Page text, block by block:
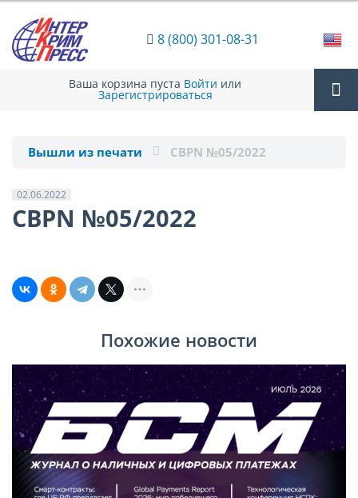
8 (800) 301-08-31
Ваша корзина пуста Войти или
Зарегистрироваться
Вышли из печати CBPN №05/2022
02.06.2022
CBPN №05/2022
Похожие новости